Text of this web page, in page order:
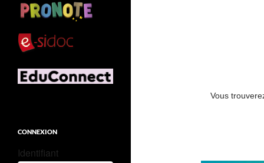
Vous
CONNEXION
Identifiant